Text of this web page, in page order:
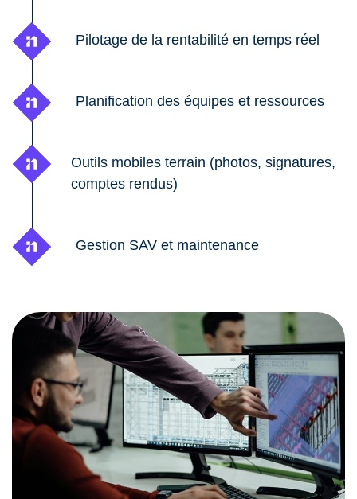
Pilotage de la rentabilité en temps réel
Planification des équipes et ressources
Outils mobiles terrain (photos, signatures,
comptes rendus)
Gestion SAV et maintenance